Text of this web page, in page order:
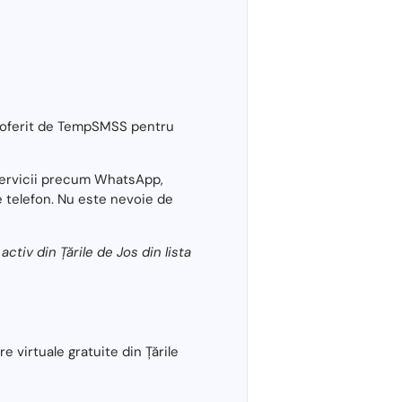
de TempSMSS pentru
precum WhatsApp,
telefon. Nu este nevoie de
din Țările de Jos din lista
virtuale gratuite din Țările